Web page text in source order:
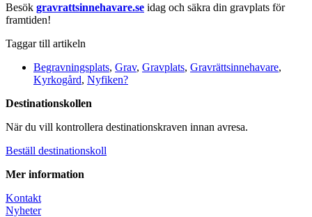
Besök gravrattsinnehavare.se idag och säkra din gravplats för
framtiden!
Taggar till artikeln
Begravningsplats, Grav, Gravplats, Gravrättsinnehavare,
Kyrkogård, Nyfiken?
Destinationskollen
När du vill kontrollera destinationskraven innan avresa.
Beställ destinationskoll
Mer information
Kontakt
Nyheter